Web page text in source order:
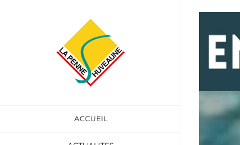
ACCUEIL
agrandie